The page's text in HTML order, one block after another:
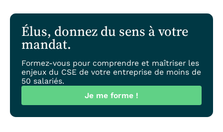
Élus, donnez du sens à votre
mandat.
Formez-vous pour comprendre et maîtriser les
enjeux du CSE de votre entreprise de moins de
50 salariés.
Je me forme !